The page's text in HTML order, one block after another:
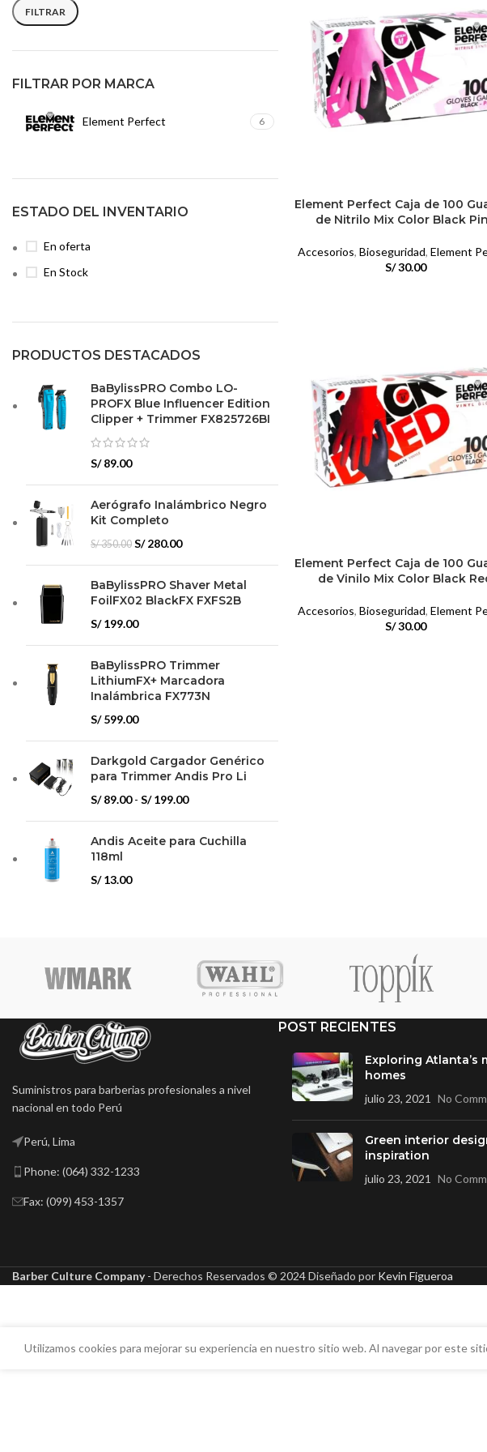
FILTRAR
FILTRAR POR MARCA
Element Perfect 6
ESTADO DEL INVENTARIO
En oferta
En Stock
PRODUCTOS DESTACADOS
BaBylissPRO Combo LO-
PROFX Blue Influencer Edition
Clipper + Trimmer FX825726BI
S/89.00
Aerógrafo Inalámbrico Negro
Kit Completo
S/350.00 El
original
era:
S/280.00El
es:
BaBylissPRO Shaver Metal
FoilFX02 BlackFX FXFS2B
S/199.00
BaBylissPRO Trimmer
LithiumFX+ Marcadora
Inalámbrica FX773N
S/599.00
Darkgold Cargador Genérico
para Trimmer Andis Pro Li
S/89.00 - S/199.00Rango
precios:
Andis Aceite para Cuchilla
118ml
S/13.00
Element Perfect Caja de 100
de Nitrilo Mix Color Black
Accesorios, Bioseguridad, Element
S/30.00
Element Perfect Caja de 100
de Vinilo Mix Color Black
Accesorios, Bioseguridad, Element
S/30.00
Suministros para barberias profesionales a nivel
nacional en todo Perú
Perú, Lima
Phone: (064) 332-1233
Fax: (099) 453-1357
POST RECIENTES
Exploring Atlanta’s
homes
julio 23, 2021 No
Green interior
inspiration
julio 23, 2021 No
Barber Culture Company- Derechos Reservados © 2024 Diseñado por Kevin Figueroa
Utilizamos cookies para mejorar su experiencia en nuestro sitio web. Al navegar por este